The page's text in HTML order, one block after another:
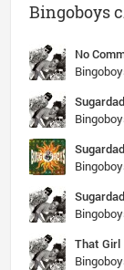
Bingoboys
No
That Girl